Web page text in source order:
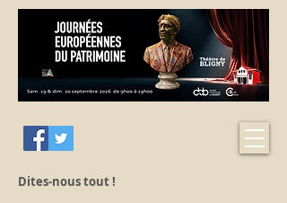
Dites-nous tout !